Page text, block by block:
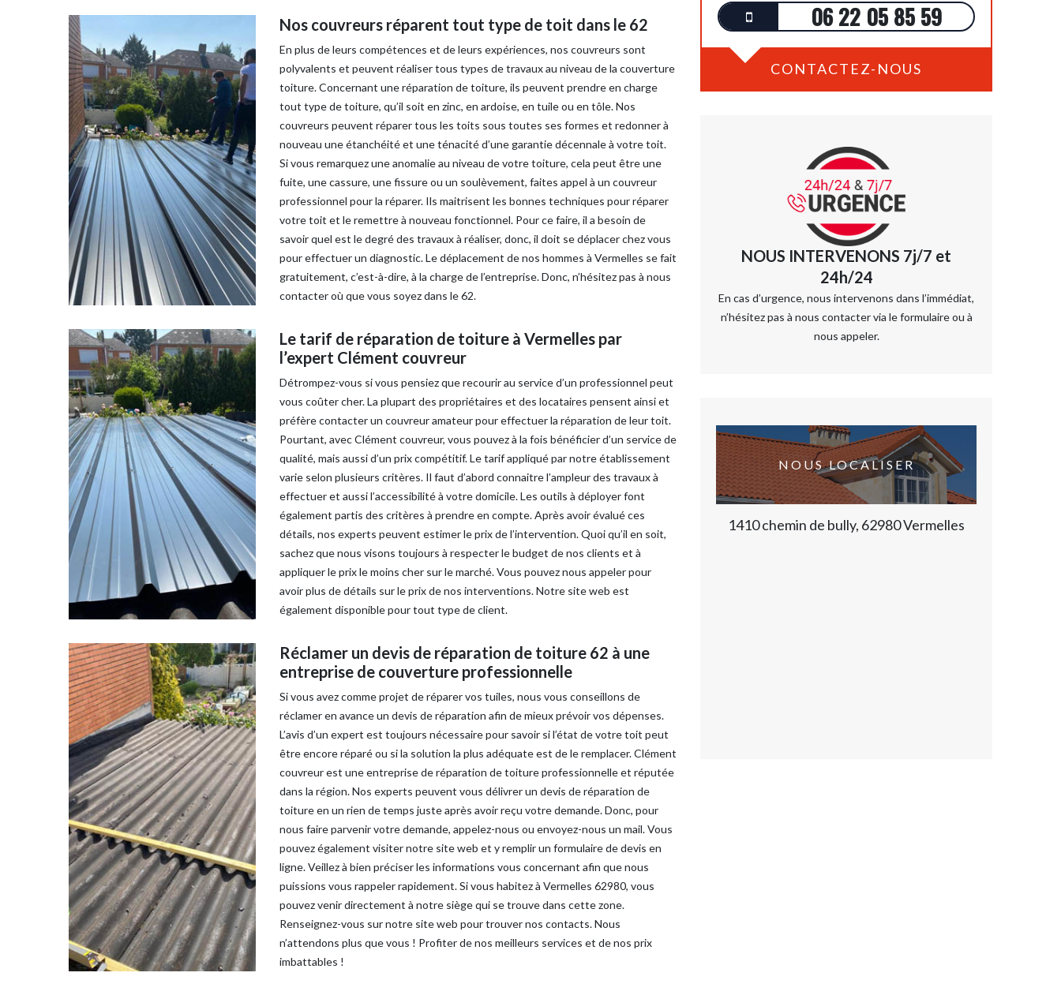
Nos couvreurs réparent tout type de toit dans le 62
En plus de leurs compétences et de leurs expériences, nos couvreurs sont
polyvalents et peuvent réaliser tous types de travaux au niveau de la couverture
toiture. Concernant une réparation de toiture, ils peuvent prendre en charge
tout type de toiture, qu’il soit en zinc, en ardoise, en tuile ou en tôle. Nos
couvreurs peuvent réparer tous les toits sous toutes ses formes et redonner à
nouveau une étanchéité et une ténacité d’une garantie décennale à votre toit.
Si vous remarquez une anomalie au niveau de votre toiture, cela peut être une
fuite, une cassure, une fissure ou un soulèvement, faites appel à un couvreur
professionnel pour la réparer. Ils maitrisent les bonnes techniques pour réparer
votre toit et le remettre à nouveau fonctionnel. Pour ce faire, il a besoin de
savoir quel est le degré des travaux à réaliser, donc, il doit se déplacer chez vous
pour effectuer un diagnostic. Le déplacement de nos hommes à Vermelles se fait
gratuitement, c’est-à-dire, à la charge de l’entreprise. Donc, n’hésitez pas à nous
contacter où que vous soyez dans le 62.
Le tarif de réparation de toiture à Vermelles par
l’expert Clément couvreur
Détrompez-vous si vous pensiez que recourir au service d’un professionnel peut
vous coûter cher. La plupart des propriétaires et des locataires pensent ainsi et
préfère contacter un couvreur amateur pour effectuer la réparation de leur toit.
Pourtant, avec Clément couvreur, vous pouvez à la fois bénéficier d’un service de
qualité, mais aussi d’un prix compétitif. Le tarif appliqué par notre établissement
varie selon plusieurs critères. Il faut d’abord connaitre l’ampleur des travaux à
effectuer et aussi l’accessibilité à votre domicile. Les outils à déployer font
également partis des critères à prendre en compte. Après avoir évalué ces
détails, nos experts peuvent estimer le prix de l’intervention. Quoi qu’il en soit,
sachez que nous visons toujours à respecter le budget de nos clients et à
appliquer le prix le moins cher sur le marché. Vous pouvez nous appeler pour
avoir plus de détails sur le prix de nos interventions. Notre site web est
également disponible pour tout type de client.
Réclamer un devis de réparation de toiture 62 à une
entreprise de couverture professionnelle
Si vous avez comme projet de réparer vos tuiles, nous vous conseillons de
réclamer en avance un devis de réparation afin de mieux prévoir vos dépenses.
L’avis d’un expert est toujours nécessaire pour savoir si l’état de votre toit peut
être encore réparé ou si la solution la plus adéquate est de le remplacer. Clément
couvreur est une entreprise de réparation de toiture professionnelle et réputée
dans la région. Nos experts peuvent vous délivrer un devis de réparation de
toiture en un rien de temps juste après avoir reçu votre demande. Donc, pour
nous faire parvenir votre demande, appelez-nous ou envoyez-nous un mail. Vous
pouvez également visiter notre site web et y remplir un formulaire de devis en
ligne. Veillez à bien préciser les informations vous concernant afin que nous
puissions vous rappeler rapidement. Si vous habitez à Vermelles 62980, vous
pouvez venir directement à notre siège qui se trouve dans cette zone.
Renseignez-vous sur notre site web pour trouver nos contacts. Nous
n’attendons plus que vous ! Profiter de nos meilleurs services et de nos prix
imbattables !
06 22 05 85 59
CONTACTEZ-NOUS
NOUS INTERVENONS 7j/7 et
24h/24
En cas d’urgence, nous intervenons dans l’immédiat,
n’hésitez pas à nous contacter via le formulaire ou à
nous appeler.
NOUS LOCALISER
1410 chemin de bully, 62980 Vermelles